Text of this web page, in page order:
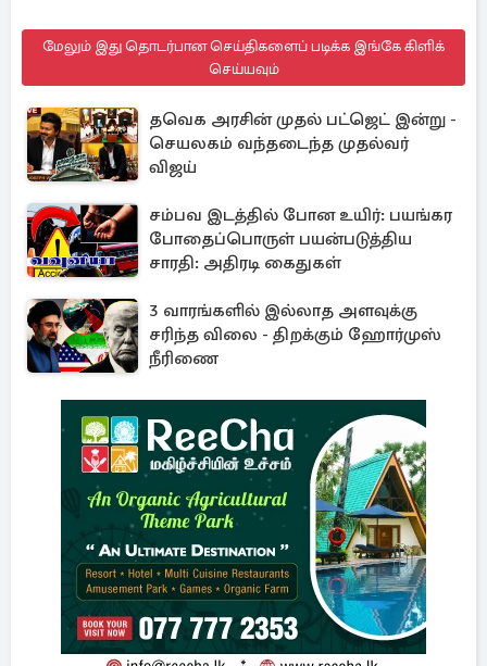
மேலும் இது தொடர்பான செய்திகளைப் படிக்க இங்கே கிளிக்
செய்யவும்
தவெக அரசின் முதல் பட்ஜெட் இன்று -
செயலகம் வந்தடைந்த முதல்வர்
விஜய்
சம்பவ இடத்தில் போன உயிர்: பயங்கர
போதைப்பொருள் பயன்படுத்திய
சாரதி: அதிரடி கைதுகள்
3 வாரங்களில் இல்லாத அளவுக்கு
சரிந்த விலை - திறக்கும் ஹோர்முஸ்
நீரிணை